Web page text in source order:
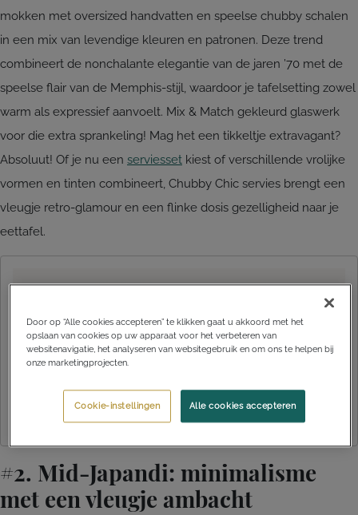
mokken met oversized handvatten en speelse chubby schalen
in een mix van levendige kleuren en patronen. Deze trend
combineert de nonchalante elegantie van de jaren ’70 met de
speelse flair van de Memphis-stijl, waardoor je tafelsetting zowel
warm als expressief aanvoelt. Mix & Match gekleurd glaswerk
voor die extra sprankeling! Mag het een tikkeltje extravagant?
Absoluut! Of je nu een serviesset kiest of verschillende vrolijke
vormen en tinten combineert, Chubby Chic servies brengt een
vleugje retro-glamour en een flinke dosis gezelligheid naar je
eettafel.
#2. Mid-Japandi: minimalisme
met een vleugje ambacht
Door op “Alle cookies accepteren” te klikken gaat u akkoord met het
opslaan van cookies op uw apparaat voor het verbeteren van
websitenavigatie, het analyseren van websitegebruik en om ons te helpen bij
onze marketingprojecten.
Alle cookies accepteren
Cookie-instellingen